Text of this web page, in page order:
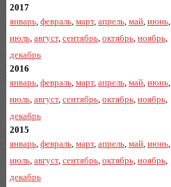
2017
январь, февраль, март, апрель, май, июнь,
июль, август, сентябрь, октябрь, ноябрь,
декабрь
2016
январь, февраль, март, апрель, май, июнь,
июль, август, сентябрь, октябрь, ноябрь,
декабрь
2015
январь, февраль, март, апрель, май, июнь,
июль, август, сентябрь, октябрь, ноябрь,
декабрь